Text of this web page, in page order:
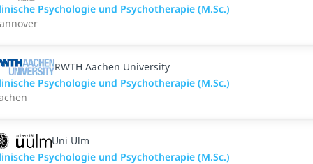
Psychologie und Psychotherapie (M.Sc.)
RWTH Aachen University
Psychologie und Psychotherapie (M.Sc.)
Uni Ulm
Psychologie und Psychotherapie (M.Sc.)